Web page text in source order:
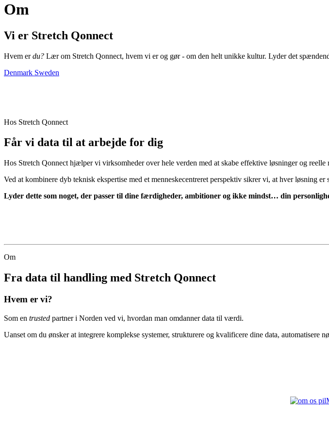
Om
Vi er Stretch Qonnect
Hvem erdu? Lær om Stretch Qonnect, hvem vi er og gør - om den helt unikke kultur. Lyder det
Denmark Sweden
Hos Stretch Qonnect
Får vi data til at arbejde for dig
Hos Stretch Qonnect hjælper vi virksomheder over hele verden med at skabe effektive løsninger og reelle
Ved at kombinere dyb teknisk ekspertise med et menneskecentreret perspektiv sikrer vi, at hver løsning
Lyder dette som noget, der passer til dine færdigheder, ambitioner og ikke mindst… din
Om
Fra data til handling med Stretch Qonnect
Hvem er vi?
Som en trusted partner i Norden ved vi, hvordan man omdanner data til værdi.
Uanset om du ønsker at integrere komplekse systemer, strukturere og kvalificere dine data,